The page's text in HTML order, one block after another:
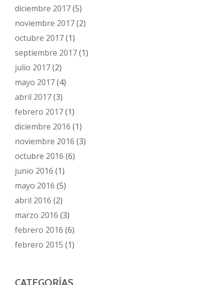
diciembre 2017(5)
noviembre 2017(2)
octubre 2017(1)
septiembre 2017(1)
julio 2017(2)
mayo 2017(4)
abril 2017(3)
febrero 2017(1)
diciembre 2016 (1)
noviembre 2016 (3)
octubre 2016 (6)
junio 2016 (1)
mayo 2016 (5)
abril 2016 (2)
marzo 2016 (3)
febrero 2016 (6)
febrero 2015 (1)